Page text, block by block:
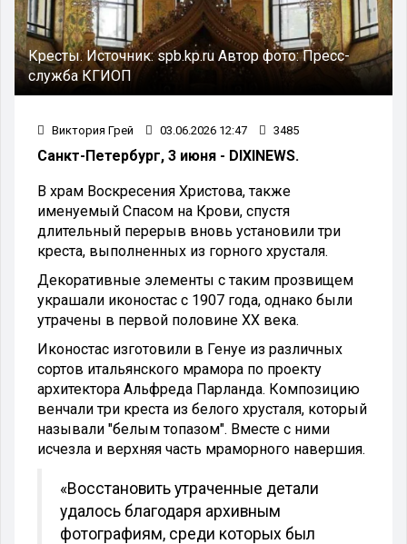
Кресты.Источник:spb.kp.ru Автор фото:Пресс-
служба КГИОП
Виктория Грей 03.06.2026 12:47 3485
Санкт-Петербург, 3 июня - DIXINEWS.
В храм Воскресения Христова, также
именуемый Спасом на Крови, спустя
длительный перерыв вновь установили три
креста, выполненных из горного хрусталя.
Декоративные элементы с таким прозвищем
украшали иконостас с 1907 года, однако были
утрачены в первой половине XX века.
Иконостас изготовили в Генуе из различных
сортов итальянского мрамора по проекту
архитектора Альфреда Парланда. Композицию
венчали три креста из белого хрусталя, который
называли "белым топазом". Вместе с ними
исчезла и верхняя часть мраморного навершия.
«Восстановить утраченные детали
удалось благодаря архивным
фотографиям, среди которых был